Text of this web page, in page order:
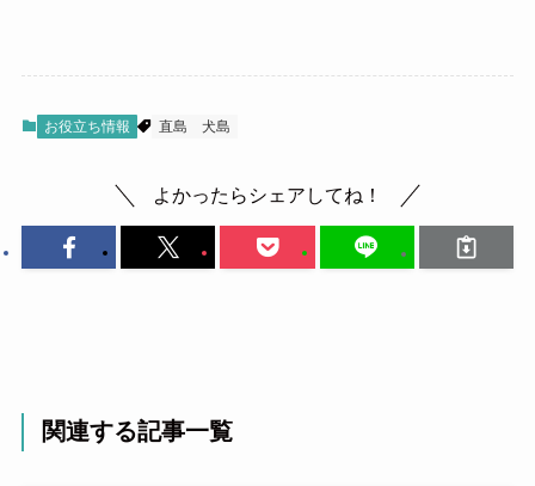
お役立ち情報 直島 犬島
よかったらシェアしてね！
関連する記事一覧